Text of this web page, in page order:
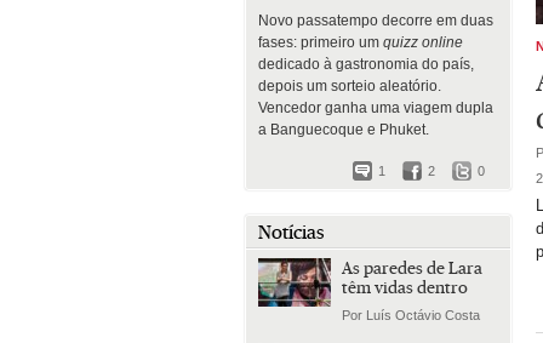
Novo passatempo decorre em duas
fases: primeiro um quizz online
dedicado à gastronomia do país,
depois um sorteio aleatório.
Vencedor ganha uma viagem dupla
a Banguecoque e Phuket.
1 2 0
Notícias
As paredes de Lara
têm vidas dentro
Por Luís Octávio Costa